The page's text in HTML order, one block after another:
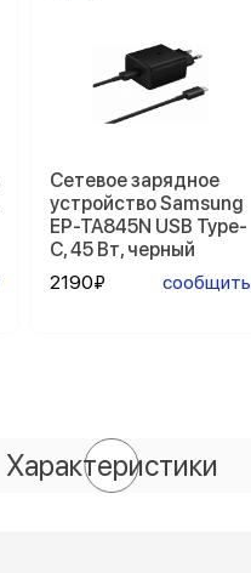
Сетевое зарядное
устройство Samsung
EP-TA845N USB Type-
C, 45 Вт, черный
2190₽
сообщить
Характеристики